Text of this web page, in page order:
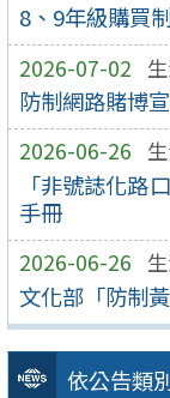
8、9年級購買
2026-07-02
防制網路賭博
2026-06-26
「非號誌化路
手冊
2026-06-26
文化部「防制
依公告類